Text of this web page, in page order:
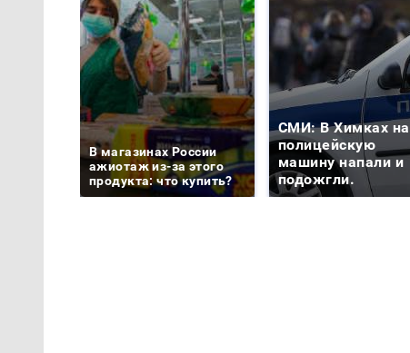
В магазинах России
ажиотаж из-за этого
продукта: что купить?
СМИ: В Химках на
полицейскую
машину напали и
подожгли.